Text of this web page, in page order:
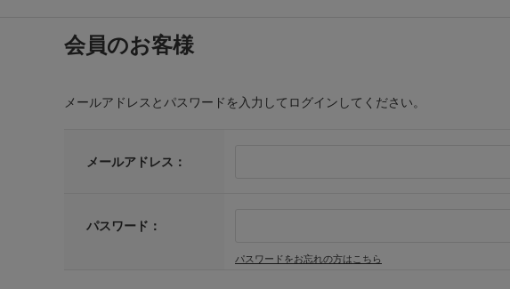
会員のお客様
メールアドレスとパスワードを入力してログインしてください。
メールアドレス：
パスワード：
パスワードをお忘れの方はこちら